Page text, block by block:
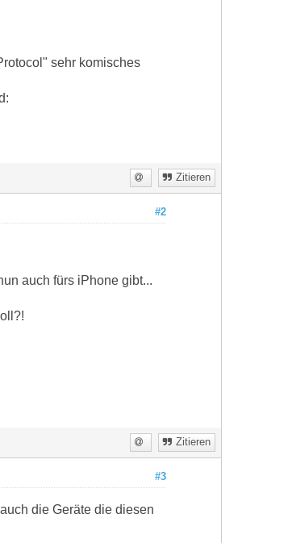
sehr komisches
Zitieren
#2
auch fürs iPhone gibt...
Zitieren
#3
die Geräte die diesen